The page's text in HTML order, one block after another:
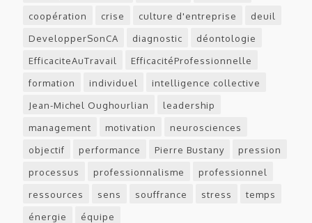
coopération
crise culture d'entreprise
deuil
DevelopperSonCA
diagnostic
déontologie
EfficaciteAuTravail
EfficacitéProfessionnelle
formation
individuel
intelligence collective
Jean-Michel Oughourlian
leadership
management
motivation
neurosciences
objectif
performance Pierre Bustany
pression
processus
professionnalisme
professionnel
ressources
sens souffrance stress
temps
énergie
équipe